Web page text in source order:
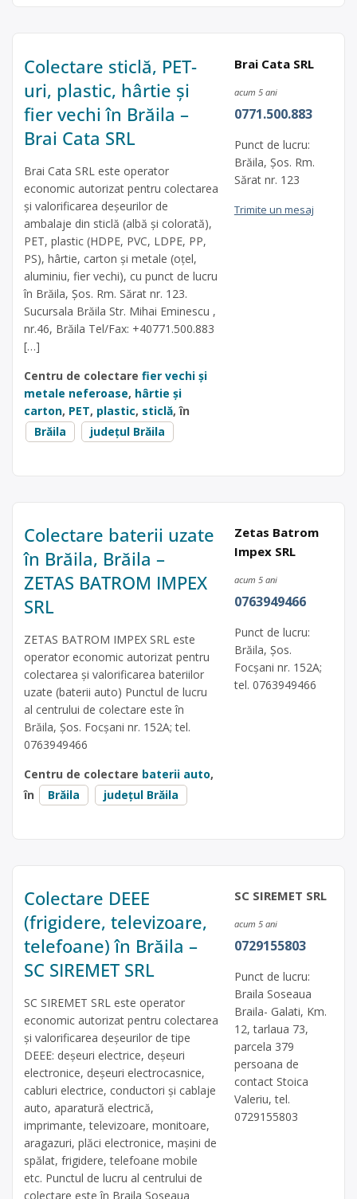
Colectare sticlă, PET-
uri, plastic, hârtie și
fier vechi în Brăila –
Brai Cata SRL
Brai Cata SRL este operator
economic autorizat pentru colectarea
și valorificarea deșeurilor de
ambalaje din sticlă (albă și colorată),
PET, plastic (HDPE, PVC, LDPE, PP,
PS), hârtie, carton și metale (oțel,
aluminiu, fier vechi), cu punct de lucru
în Brăila, Șos. Rm. Sărat nr. 123.
Sucursala Brăila Str. Mihai Eminescu ,
nr.46, Brăila Tel/Fax: +40771.500.883
[…]
Centru de colectare fier vechi și
metale neferoase, hârtie și
carton, PET, plastic, sticlă, în
Brăila
județul Brăila
Brai Cata SRL
acum 5 ani
0771.500.883
Punct de lucru:
Brăila, Șos. Rm.
Sărat nr. 123
Trimite un mesaj
Colectare baterii uzate
în Brăila, Brăila –
ZETAS BATROM IMPEX
SRL
ZETAS BATROM IMPEX SRL este
operator economic autorizat pentru
colectarea și valorificarea bateriilor
uzate (baterii auto) Punctul de lucru
al centrului de colectare este în
Brăila, Şos. Focşani nr. 152A; tel.
0763949466
Centru de colectare baterii auto,
în
Brăila județul Brăila
Zetas Batrom
Impex SRL
acum 5 ani
0763949466
Punct de lucru:
Brăila, Şos.
Focşani nr. 152A;
tel. 0763949466
Colectare DEEE
(frigidere, televizoare,
telefoane) în Brăila –
SC SIREMET SRL
SC SIREMET SRL este operator
economic autorizat pentru colectarea
și valorificarea deșeurilor de tipe
DEEE: deșeuri electrice, deșeuri
electronice, deșeuri electrocasnice,
cabluri electrice, conductori și cablaje
auto, aparatură electrică,
imprimante, televizoare, monitoare,
aragazuri, plăci electronice, mașini de
spălat, frigidere, telefoane mobile
etc. Punctul de lucru al centrului de
colectare este în Braila Soseaua
SC SIREMET SRL
acum 5 ani
0729155803
Punct de lucru:
Braila Soseaua
Braila- Galati, Km.
12, tarlaua 73,
parcela 379
persoana de
contact Stoica
Valeriu, tel.
0729155803